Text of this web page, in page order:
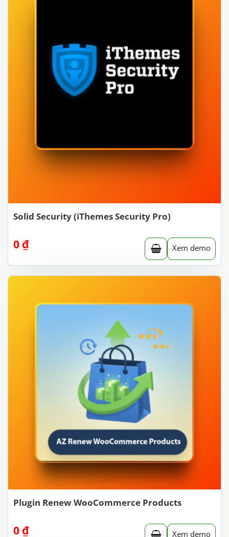
Solid Security (iThemes Security Pro)
0 ₫ Xem demo
Plugin Renew WooCommerce Products
0 ₫ Xem demo